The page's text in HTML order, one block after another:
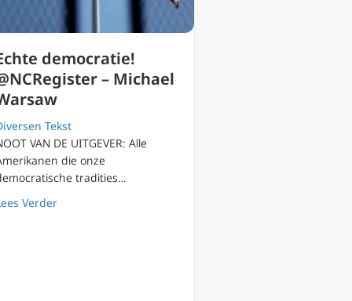
democratie!
– Michael
Tekst
VAN DE UITGEVER: Alle
die onze
tradities…
Verderabout Echte democratie! @NCRegister – Michael